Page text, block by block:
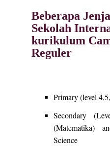
Beberapa
Sekolah
kurikulum
Reguler
Primary (level
Secondary
(Matematika)
Science